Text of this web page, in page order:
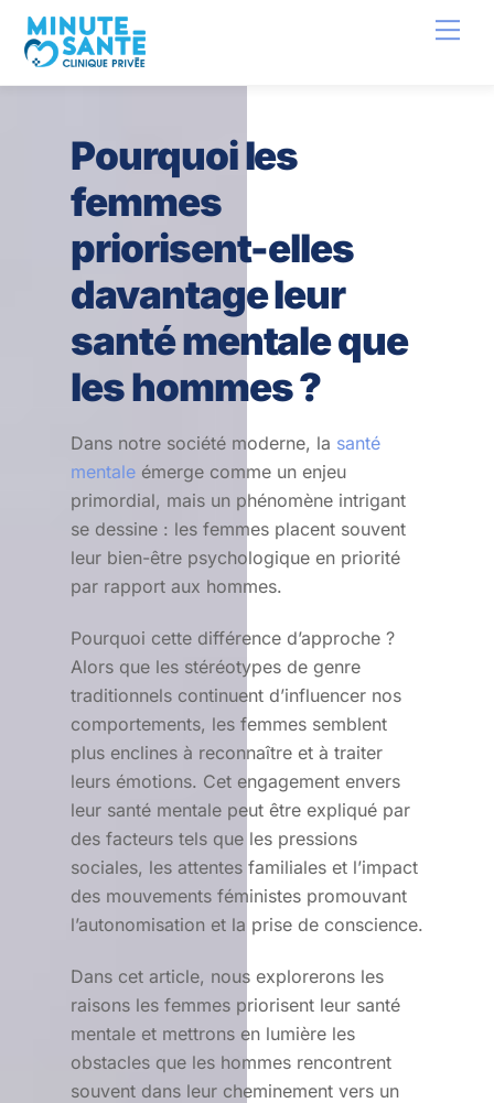
Skip
content
Pourquoi les
femmes
priorisent-elles
davantage leur
santé mentale que
les hommes ?
Dans notre société moderne, la santé
mentale émerge comme un enjeu
primordial, mais un phénomène intrigant
se dessine : les femmes placent souvent
leur bien-être psychologique en priorité
par rapport aux hommes.
Pourquoi cette différence d’approche ?
Alors que les stéréotypes de genre
traditionnels continuent d’influencer nos
comportements, les femmes semblent
plus enclines à reconnaître et à traiter
leurs émotions. Cet engagement envers
leur santé mentale peut être expliqué par
des facteurs tels que les pressions
sociales, les attentes familiales et l’impact
des mouvements féministes promouvant
l’autonomisation et la prise de conscience.
Dans cet article, nous explorerons les
raisons les femmes priorisent leur santé
mentale et mettrons en lumière les
obstacles que les hommes rencontrent
souvent dans leur cheminement vers un